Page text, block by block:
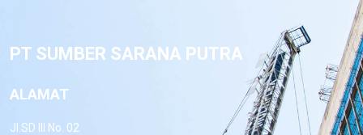
PT SUMBER SARANA PUTRA
ALAMAT
Jl.SD III No. 02